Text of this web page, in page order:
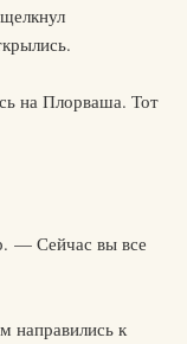
на Плорваша. Тот
— Сейчас вы все
направились к